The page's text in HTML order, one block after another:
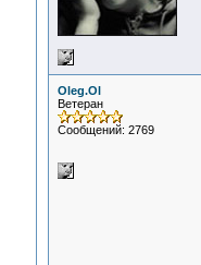
Oleg.Ol
Ветеран
Сообщений: 2769